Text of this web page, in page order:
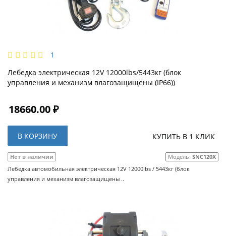
1
Лебедка электрическая 12V 12000lbs/5443кг (блок
управления и механизм влагозащищены (IP66))
18660.00 ₽
В КОРЗИНУ КУПИТЬ В 1 КЛИК
Нет в наличии Модель: SNC120X
Лебедка автомобильная электрическая 12V 12000lbs / 5443кг (блок
управления и механизм влагозащищены ..